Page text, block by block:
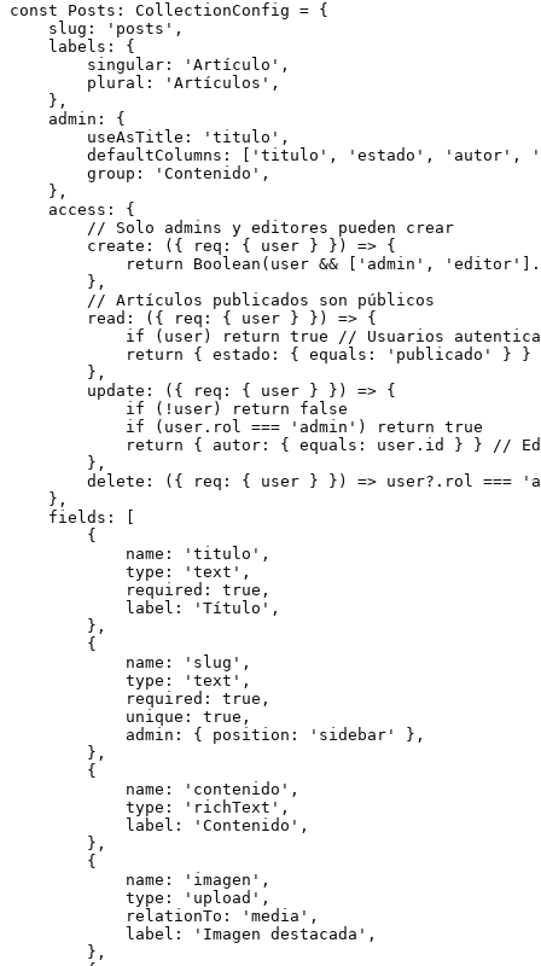
const Posts: CollectionConfig = {
    slug: 'posts',
    labels: {
        singular: 'Artículo',
        plural: 'Artículos',
    },
    admin: {
        useAsTitle: 'titulo',
defaultColumns: ['titulo', 'estado', 'autor',
        group: 'Contenido',
    },
    access: {
        // Solo admins y editores pueden crear
        create: ({ req: { user } }) => {
return Boolean(user && ['admin',
        },
        // Artículos publicados son públicos
        read: ({ req: { user } }) => {
if (user) return true // Usuarios
return { estado: { equals: 'publicado' }
        },
        update: ({ req: { user } }) => {
            if (!user) return false
            if (user.rol === 'admin') return true
return { autor: { equals: user.id } } //
        },
delete: ({ req: { user } }) => user?.rol ===
    },
    fields: [
        {
            name: 'titulo',
            type: 'text',
            required: true,
            label: 'Título',
        },
        {
            name: 'slug',
            type: 'text',
            required: true,
            unique: true,
            admin: { position: 'sidebar' },
        },
        {
            name: 'contenido',
            type: 'richText',
            label: 'Contenido',
        },
        {
            name: 'imagen',
            type: 'upload',
            relationTo: 'media',
            label: 'Imagen destacada',
        },